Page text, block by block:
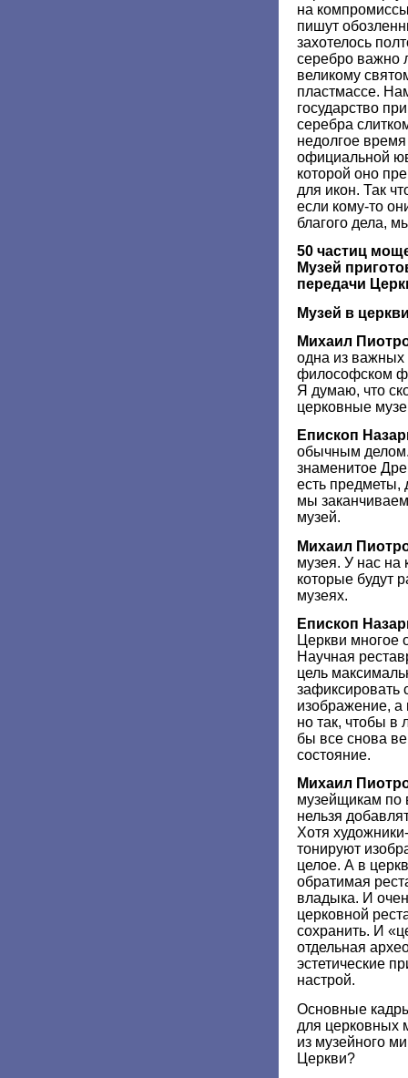
на
пишут
захотелось
серебро важно
великому
пластмассе.
государство
серебра
недолгое
официальной
которой оно
для икон. Так
если кому-то
благого дела,
50 частиц
Музей
передачи
Музей в
Михаил
одна из
философском
Я думаю, что
церковные
Епископ
обычным
знаменитое
есть предметы,
мы
музей.
Михаил
музея. У нас на
которые будут
музеях.
Епископ
Церкви многое
Научная
цель
зафиксировать
изображение, а
но так, чтобы
бы все снова
состояние.
Михаил
музейщикам по
нельзя
Хотя
тонируют
целое. А в
обратимая
владыка. И
церковной
сохранить. И
отдельная
эстетические
настрой.
Основные
для церковных
из музейного
Церкви?